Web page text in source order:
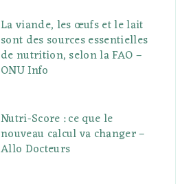
La viande, les œufs et le lait
sont des sources essentielles
de nutrition, selon la FAO –
ONU Info
Nutri-Score : ce que le
nouveau calcul va changer –
Allo Docteurs